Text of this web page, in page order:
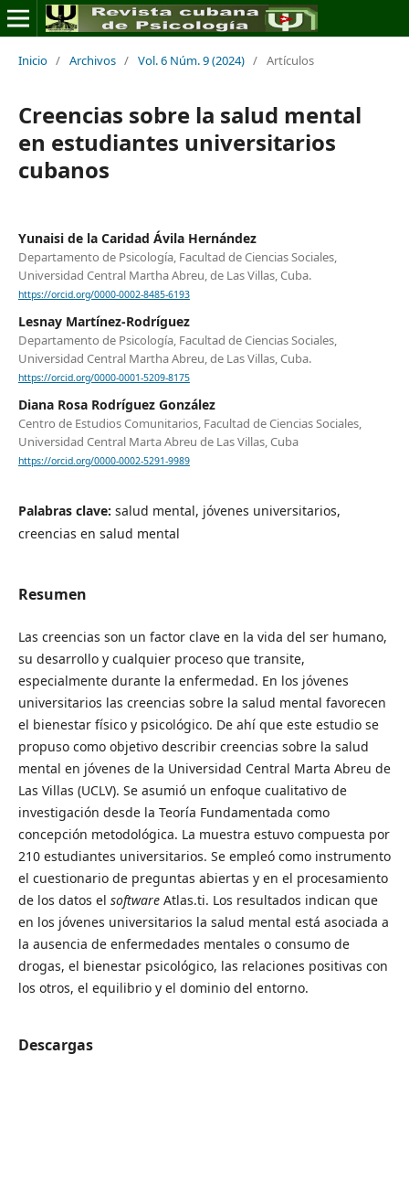
Inicio / Archivos / Vol. 6 Núm. 9 (2024) / Artículos
Creencias sobre la salud mental
en estudiantes universitarios
cubanos
Yunaisi de la Caridad Ávila Hernández
Departamento de Psicología, Facultad de Ciencias Sociales,
Universidad Central Martha Abreu, de Las Villas, Cuba.
https://orcid.org/0000-0002-8485-6193
Lesnay Martínez-Rodríguez
Departamento de Psicología, Facultad de Ciencias Sociales,
Universidad Central Martha Abreu, de Las Villas, Cuba.
https://orcid.org/0000-0001-5209-8175
Diana Rosa Rodríguez González
Centro de Estudios Comunitarios, Facultad de Ciencias Sociales,
Universidad Central Marta Abreu de Las Villas, Cuba
https://orcid.org/0000-0002-5291-9989
Palabras clave: salud mental, jóvenes universitarios,
creencias en salud mental
Resumen
Las creencias son un factor clave en la vida del ser humano,
su desarrollo y cualquier proceso que transite,
especialmente durante la enfermedad. En los jóvenes
universitarios las creencias sobre la salud mental favorecen
el bienestar físico y psicológico. De ahí que este estudio se
propuso como objetivo describir creencias sobre la salud
mental en jóvenes de la Universidad Central Marta Abreu de
Las Villas (UCLV). Se asumió un enfoque cualitativo de
investigación desde la Teoría Fundamentada como
concepción metodológica. La muestra estuvo compuesta por
210 estudiantes universitarios. Se empleó como instrumento
el cuestionario de preguntas abiertas y en el procesamiento
de los datos el software Atlas.ti. Los resultados indican que
en los jóvenes universitarios la salud mental está asociada a
la ausencia de enfermedades mentales o consumo de
drogas, el bienestar psicológico, las relaciones positivas con
los otros, el equilibrio y el dominio del entorno.
Descargas